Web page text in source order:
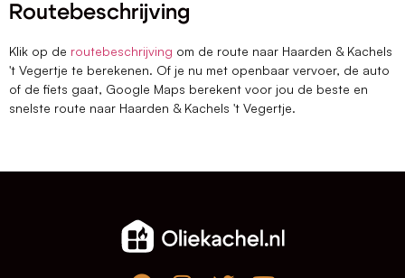
Routebeschrijving
Klik op de routebeschrijving om de route naar Haarden & Kachels
't Vegertje te berekenen. Of je nu met openbaar vervoer, de auto
of de fiets gaat, Google Maps berekent voor jou de beste en
snelste route naar Haarden & Kachels 't Vegertje.